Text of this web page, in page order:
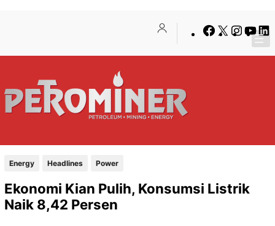
Facebook
X
Energy Headlines Power
Ekonomi Kian Pulih, Konsumsi Listrik
Naik 8,42 Persen